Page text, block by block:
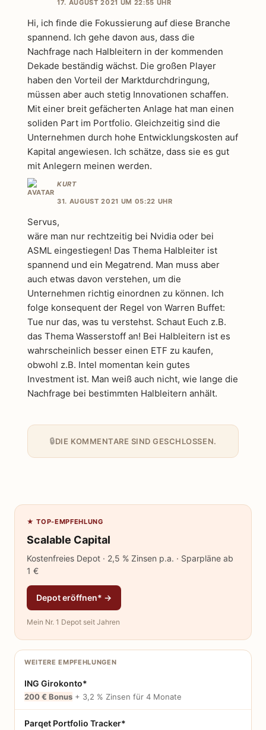
17. AUGUST 2021 UM 22:55 UHR
Hi, ich finde die Fokussierung auf diese Branche
spannend. Ich gehe davon aus, dass die
Nachfrage nach Halbleitern in der kommenden
Dekade beständig wächst. Die großen Player
haben den Vorteil der Marktdurchdringung,
müssen aber auch stetig Innovationen schaffen.
Mit einer breit gefächerten Anlage hat man einen
soliden Part im Portfolio. Gleichzeitig sind die
Unternehmen durch hohe Entwicklungskosten auf
Kapital angewiesen. Ich schätze, dass sie es gut
mit Anlegern meinen werden.
KURT
31. AUGUST 2021 UM 05:22 UHR
Servus,
wäre man nur rechtzeitig bei Nvidia oder bei
ASML eingestiegen! Das Thema Halbleiter ist
spannend und ein Megatrend. Man muss aber
auch etwas davon verstehen, um die
Unternehmen richtig einordnen zu können. Ich
folge konsequent der Regel von Warren Buffet:
Tue nur das, was tu verstehst. Schaut Euch z.B.
das Thema Wasserstoff an! Bei Halbleitern ist es
wahrscheinlich besser einen ETF zu kaufen,
obwohl z.B. Intel momentan kein gutes
Investment ist. Man weiß auch nicht, wie lange die
Nachfrage bei bestimmten Halbleitern anhält.
DIE KOMMENTARE SIND GESCHLOSSEN.
★ TOP-EMPFEHLUNG
Scalable Capital
Kostenfreies Depot · 2,5 % Zinsen p.a. · Sparpläne ab
1 €
Depot eröffnen* →
Mein Nr. 1 Depot seit Jahren
WEITERE EMPFEHLUNGEN
ING Girokonto*
200 € Bonus + 3,2 % Zinsen für 4 Monate
Parqet Portfolio Tracker*